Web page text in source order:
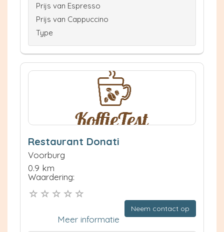
Prijs van Espresso
Prijs van Cappuccino
Type
Restaurant Donati
Voorburg
0.9 km
Waardering:
Neem contact op
Meer informatie